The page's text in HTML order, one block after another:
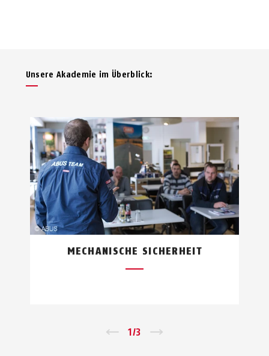
Unsere Akademie im Überblick:
MECHANISCHE SICHERHEIT
1/3